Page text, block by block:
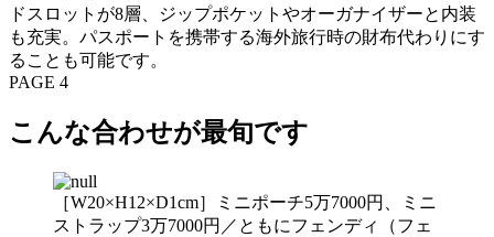
ドスロットが8層、ジップポケットやオーガナイザーと内装
も充実。パスポートを携帯する海外旅行時の財布代わりにす
ることも可能です。
PAGE 4
こんな合わせが最旬です
［W20×H12×D1cm］ミニポーチ5万7000円、ミニ
ストラップ3万7000円／ともにフェンディ（フェ